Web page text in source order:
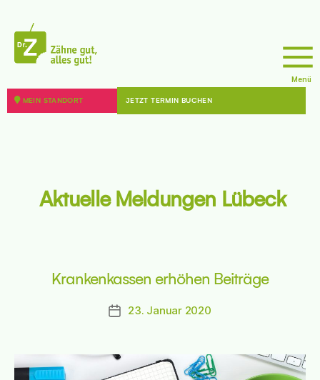
z
Menü
MEIN STANDORT JETZT TERMIN BUCHEN
Aktuelle Meldungen Lübeck
Krankenkassen erhöhen Beiträge
Beitragsdatum
23. Januar 2020
- 12099 Berlin